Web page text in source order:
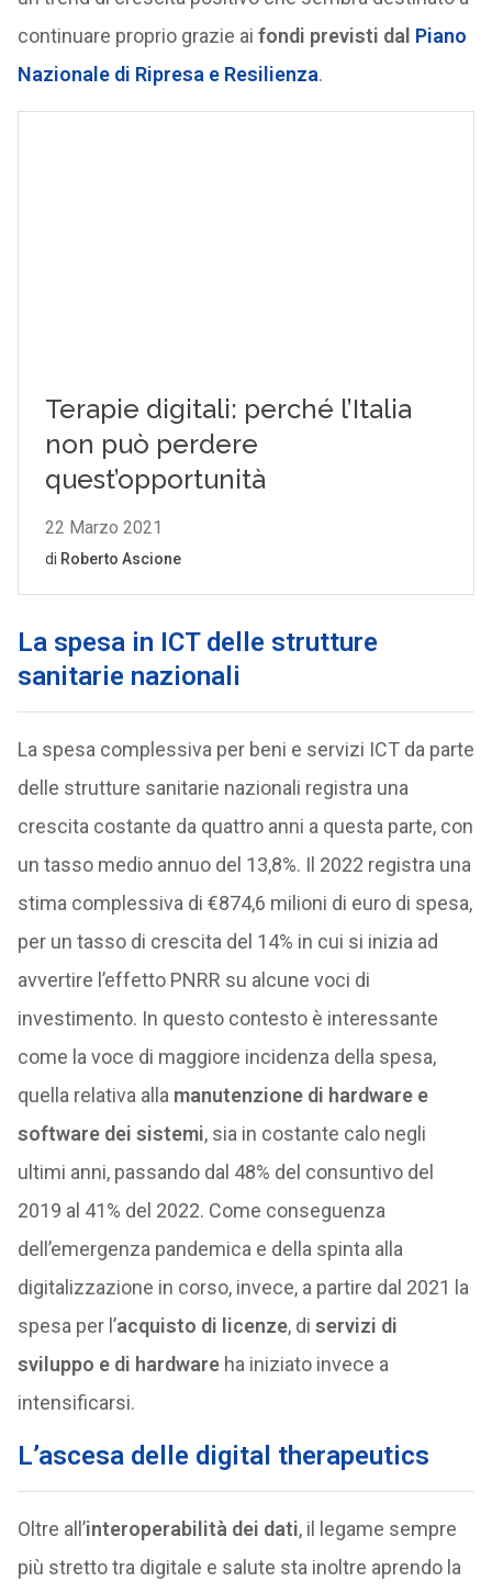
continuare proprio grazie ai fondi previsti dal Piano
Nazionale di Ripresa e Resilienza.
La spesa in ICT delle strutture
sanitarie nazionali
La spesa complessiva per beni e servizi ICT da parte
delle strutture sanitarie nazionali registra una
crescita costante da quattro anni a questa parte, con
un tasso medio annuo del 13,8%. Il 2022 registra una
stima complessiva di €874,6 milioni di euro di spesa,
per un tasso di crescita del 14% in cui si inizia ad
avvertire l’effetto PNRR su alcune voci di
investimento. In questo contesto è interessante
come la voce di maggiore incidenza della spesa,
quella relativa alla manutenzione di hardware e
software dei sistemi, sia in costante calo negli
ultimi anni, passando dal 48% del consuntivo del
2019 al 41% del 2022. Come conseguenza
dell’emergenza pandemica e della spinta alla
digitalizzazione in corso, invece, a partire dal 2021 la
spesa per l’acquisto di licenze, di servizi di
sviluppo e di hardwareha iniziato invece a
intensificarsi.
L’ascesa delle digital therapeutics
Oltre all’interoperabilità dei dati, il legame sempre
più stretto tra digitale e salute sta inoltre aprendo la